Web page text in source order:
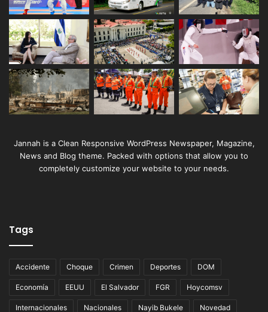
Jannah is a Clean Responsive WordPress Newspaper, Magazine,
News and Blog theme. Packed with options that allow you to
completely customize your website to your needs.
Tags
Accidente Choque Crimen Deportes DOM
Economía EEUU El Salvador FGR Hoycomsv
Internacionales Nacionales Nayib Bukele Novedad